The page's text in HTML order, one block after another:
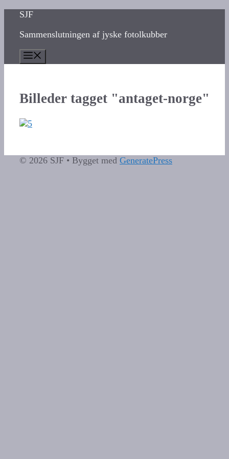
indhold
SJF
Sammenslutningen af jyske fotolkubber
Billeder tagget "antaget-norge"
© 2026 SJF • Bygget med GeneratePress